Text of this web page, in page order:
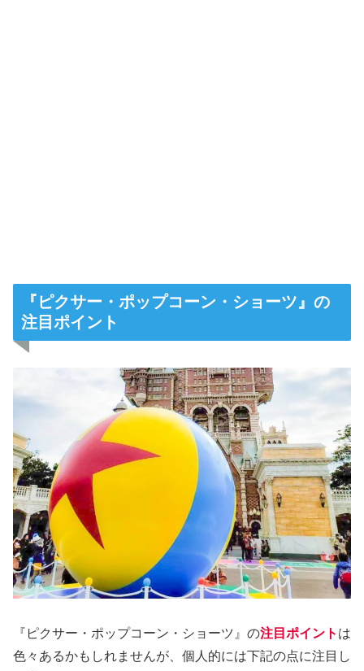
『ピクサー・ポップコーン・ショーツ』の
注目ポイント
『ピクサー・ポップコーン・ショーツ』の注目ポイント は
色々あるかもしれませんが、個人的には下記の点に注目し